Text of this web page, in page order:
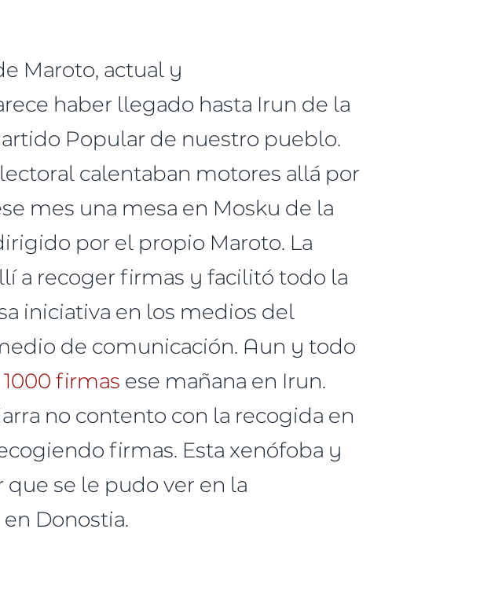
Maroto, actual y
haber llegado hasta Irun de la
Popular de nuestro pueblo.
calentaban motores allá por
mes una mesa en Mosku de la
por el propio Maroto. La
a recoger firmas y facilitó todo la
iniciativa en los medios del
de comunicación. Aun y todo
firmas ese mañana en Irun.
no contento con la recogida en
firmas. Esta xenófoba y
se le pudo ver en la
Donostia.